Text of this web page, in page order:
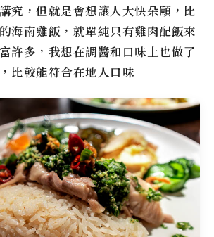
究，但就是會想讓人大快朵頤，比
海南雞飯，就單純只有雞肉配飯來
許多，我想在調醬和口味上也做了
比較能符合在地人口味